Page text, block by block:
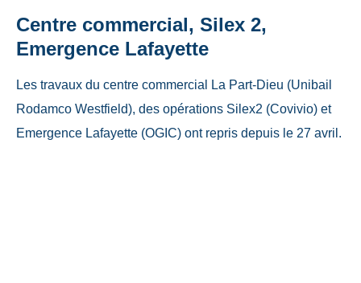
Centre commercial, Silex 2,
Emergence Lafayette
Les travaux du centre commercial La Part-Dieu (Unibail
Rodamco Westfield), des opérations Silex2 (Covivio) et
Emergence Lafayette (OGIC) ont repris depuis le 27 avril.